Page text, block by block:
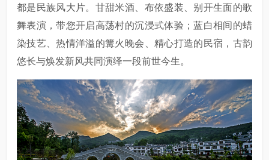
都是民族风大片。甘甜米酒、布依盛装、别开生面的歌
舞表演，带您开启高荡村的沉浸式体验；蓝白相间的蜡
染技艺、热情洋溢的篝火晚会、精心打造的民宿，古韵
悠长与焕发新风共同演绎一段前世今生。